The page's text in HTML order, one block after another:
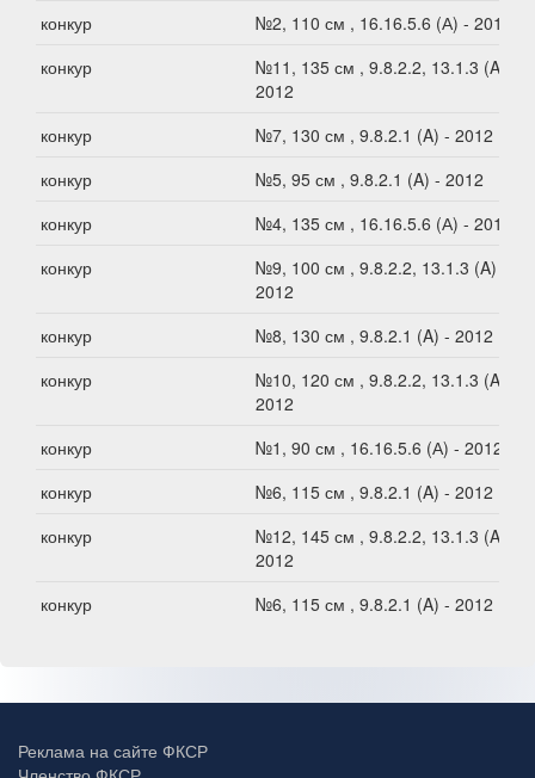
конкур
№2, 110 см , 16.16.5.6 (А) - 2012
конкур
№11, 135 см , 9.8.2.2, 13.1.3 (A) -
2012
конкур
№7, 130 см , 9.8.2.1 (A) - 2012
конкур
№5, 95 см , 9.8.2.1 (A) - 2012
конкур
№4, 135 см , 16.16.5.6 (А) - 2012
конкур
№9, 100 см , 9.8.2.2, 13.1.3 (A) -
2012
конкур
№8, 130 см , 9.8.2.1 (A) - 2012
конкур
№10, 120 см , 9.8.2.2, 13.1.3 (A) -
2012
конкур
№1, 90 см , 16.16.5.6 (А) - 2012
конкур
№6, 115 см , 9.8.2.1 (A) - 2012
конкур
№12, 145 см , 9.8.2.2, 13.1.3 (A) -
2012
конкур
№6, 115 см , 9.8.2.1 (A) - 2012
Реклама на сайте ФКСР